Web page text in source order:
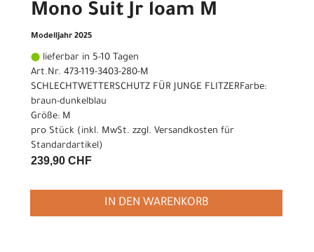
Mono Suit Jr loam M
Modelljahr 2025
lieferbar in 5-10 Tagen
Art.Nr. 473-119-3403-280-M
SCHLECHTWETTERSCHUTZ FÜR JUNGE FLITZERFarbe:
braun-dunkelblau
Größe: M
pro Stück (inkl. MwSt. zzgl. Versandkosten für
Standardartikel)
239,90 CHF
IN DEN WARENKORB